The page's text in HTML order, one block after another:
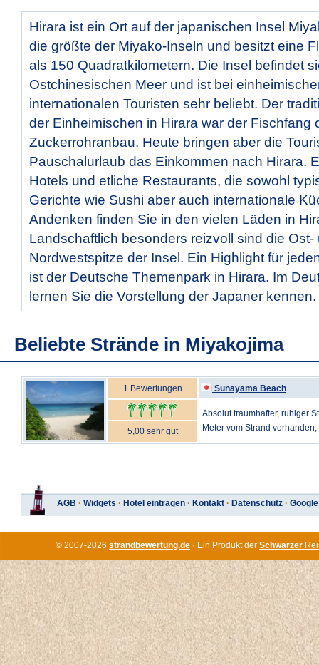
Hirara ist ein Ort auf der japanischen Insel
die größte der Miyako-Inseln und besitzt eine
als 150 Quadratkilometern. Die Insel befindet
Ostchinesischen Meer und ist bei
internationalen Touristen sehr beliebt. Der
der Einheimischen in Hirara war der Fischfang
Zuckerrohranbau. Heute bringen aber die
Pauschalurlaub das Einkommen nach Hirara.
Hotels und etliche Restaurants, die sowohl
Gerichte wie Sushi aber auch internationale
Andenken finden Sie in den vielen Läden in
Landschaftlich besonders reizvoll sind die Ost-
Nordwestspitze der Insel. Ein Highlight für
ist der Deutsche Themenpark in Hirara. Im
lernen Sie die Vorstellung der Japaner kennen.
Beliebte Strände in Miyakojima
1 Bewertungen Sunayama Beach
Absolut traumhafter, ruhiger
Meter vom Strand
5,00 sehr gut
AGB · Widgets · Hotel eintragen · Kontakt · Datenschutz ·
© 2007-2026 strandbewertung.de · Ein Produkt der Schwarzer